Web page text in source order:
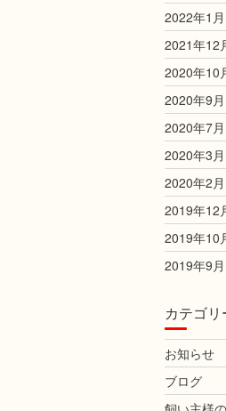
2022年1月
2021年12
2020年10
2020年9月
2020年7月
2020年3月
2020年2月
2019年12
2019年10
2019年9月
カテゴリ
お知らせ
ブログ